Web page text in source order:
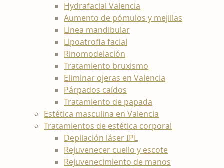
Hydrafacial Valencia
Aumento de pómulos y mejillas
Linea mandibular
Lipoatrofia facial
Rinomodelación
Tratamiento bruxismo
Eliminar ojeras en Valencia
Párpados caídos
Tratamiento de papada
Estética masculina en Valencia
Tratamientos de estética corporal
Depilación láser IPL
Rejuvenecer cuello y escote
Rejuvenecimiento de manos